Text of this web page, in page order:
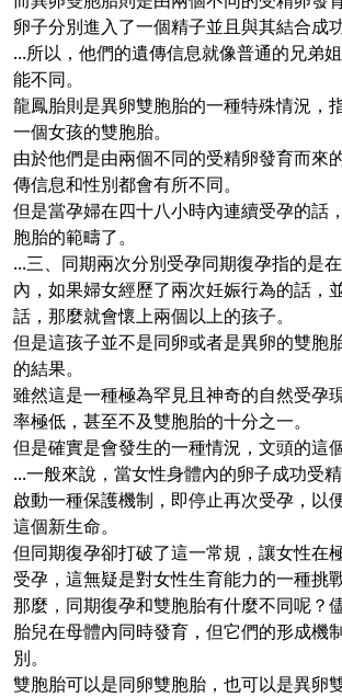
卵子分別進入了一個精子並且與其結合成功
...所以，他們的遺傳信息就像普通的兄弟
能不同。
龍鳳胎則是異卵雙胞胎的一種特殊情況，
一個女孩的雙胞胎。
由於他們是由兩個不同的受精卵發育而來
傳信息和性別都會有所不同。
但是當孕婦在四十八小時內連續受孕的話
胞胎的範疇了。
...三、同期兩次分別受孕同期復孕指的是
內，如果婦女經歷了兩次妊娠行為的話，
話，那麼就會懷上兩個以上的孩子。
但是這孩子並不是同卵或者是異卵的雙胞
的結果。
雖然這是一種極為罕見且神奇的自然受孕
率極低，甚至不及雙胞胎的十分之一。
但是確實是會發生的一種情況，文頭的這
...一般來說，當女性身體內的卵子成功受
啟動一種保護機制，即停止再次受孕，以
這個新生命。
但同期復孕卻打破了這一常規，讓女性在
受孕，這無疑是對女性生育能力的一種挑戰
那麼，同期復孕和雙胞胎有什麼不同呢？
胎兒在母體內同時發育，但它們的形成機
別。
雙胞胎可以是同卵雙胞胎，也可以是異卵雙